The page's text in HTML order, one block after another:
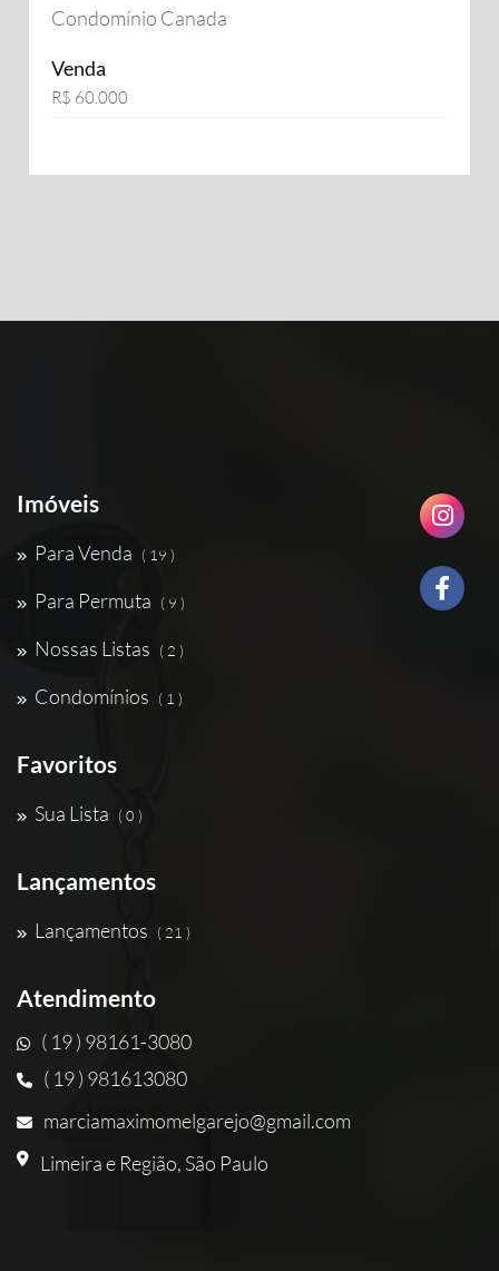
Condomínio Canada
Venda
R$ 60.000
Imóveis
Para Venda ( 19 )
Para Permuta ( 9 )
Nossas Listas ( 2 )
Condomínios ( 1 )
Favoritos
Sua Lista ( 0 )
Lançamentos
Lançamentos ( 21 )
Atendimento
( 19 ) 98161-3080
( 19 ) 981613080
marciamaximomelgarejo@gmail.com
Limeira e Região, São Paulo